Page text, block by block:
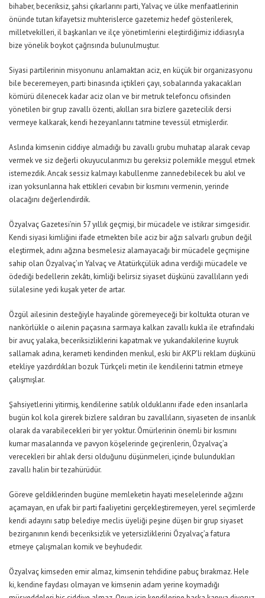
bihaber, beceriksiz, şahsi çıkarlarını parti, Yalvaç ve ülke menfaatlerinin
önünde tutan kifayetsiz muhterislerce gazetemiz hedef gösterilerek,
milletvekilleri, il başkanları ve ilçe yönetimlerini eleştirdiğimiz iddiasıyla
bize yönelik boykot çağrısında bulunulmuştur.
Siyasi partilerinin misyonunu anlamaktan aciz, en küçük bir organizasyonu
bile beceremeyen, parti binasında içtikleri çayı, sobalarında yakacakları
kömürü dilenecek kadar aciz olan ve bir metruk telefoncu ofisinden
yönetilen bir grup zavallı özenti, akılları sıra bizlere gazetecilik dersi
vermeye kalkarak, kendi hezeyanlarını tatmine tevessül etmişlerdir.
Aslında kimsenin ciddiye almadığı bu zavallı grubu muhatap alarak cevap
vermek ve siz değerli okuyucularımızı bu gereksiz polemikle meşgul etmek
istemezdik. Ancak sessiz kalmayı kabullenme zannedebilecek bu akıl ve
izan yoksunlarına hak ettikleri cevabın bir kısmını vermenin, yerinde
olacağını değerlendirdik.
Özyalvaç Gazetesi’nin 57 yıllık geçmişi, bir mücadele ve istikrar simgesidir.
Kendi siyasi kimliğini ifade etmekten bile aciz bir ağzı salvarlı grubun değil
eleştirmek, adını ağzına besmelesiz alamayacağı bir mücadele geçmişine
sahip olan Özyalvaç’ın Yalvaç ve Atatürkçülük adına verdiği mücadele ve
ödediği bedellerin zekâtı, kimliği belirsiz siyaset düşkünü zavallıların yedi
sülalesine yedi kuşak yeter de artar.
Özgül ailesinin desteğiyle hayalinde göremeyeceği bir koltukta oturan ve
nankörlükle o ailenin paçasına sarmaya kalkan zavallı kukla ile etrafındaki
bir avuç yalaka, beceriksizliklerini kapatmak ve yukarıdakilerine kuyruk
sallamak adına, kerameti kendinden menkul, eski bir AKP’li reklam düşkünü
etekliye yazdırdıkları bozuk Türkçeli metin ile kendilerini tatmin etmeye
çalışmışlar.
Şahsiyetlerini yitirmiş, kendilerine satılık olduklarını ifade eden insanlarla
bugün kol kola girerek bizlere saldıran bu zavallıların, siyaseten de insanlık
olarak da varabilecekleri bir yer yoktur. Ömürlerinin önemli bir kısmını
kumar masalarında ve pavyon köşelerinde geçirenlerin, Özyalvaç’a
verecekleri bir ahlak dersi olduğunu düşünmeleri, içinde bulundukları
zavallı halin bir tezahürüdür.
Göreve geldiklerinden bugüne memleketin hayati meselelerinde ağzını
açamayan, en ufak bir parti faaliyetini gerçekleştiremeyen, yerel seçimlerde
kendi adayını satıp belediye meclis üyeliği peşine düşen bir grup siyaset
bezirganının kendi beceriksizlik ve yetersizliklerini Özyalvaç’a fatura
etmeye çalışmaları komik ve beyhudedir.
Özyalvaç kimseden emir almaz, kimsenin tehdidine pabuç bırakmaz. Hele
ki, kendine faydası olmayan ve kimsenin adam yerine koymadığı